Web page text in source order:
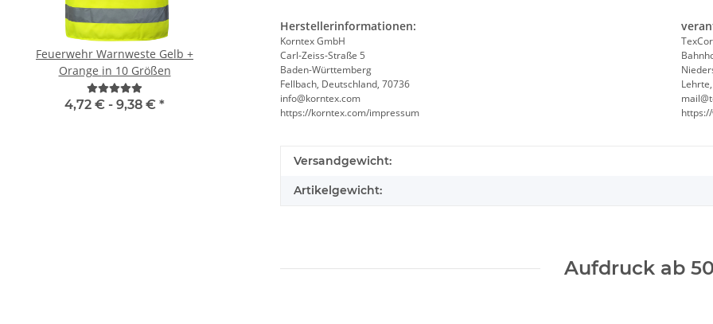
Herstellerinformationen:
Korntex GmbH
Carl-Zeiss-Straße 5
Baden-Württemberg
Fellbach, Deutschland, 70736
info@korntex.com
https://korntex.com/impressum
Versandgewicht:
Artikelgewicht:
Aufdruck ab
Feuerwehr Warnweste Gelb +
Orange in 10 Größen
4,72 € - 9,38 € *
Brandschutzhelfer /
Evakuierungshelfer Piktogramm
Weste rot/gelb S-3XL
11,18 € -14,90 €
Feuerwehr
4,72